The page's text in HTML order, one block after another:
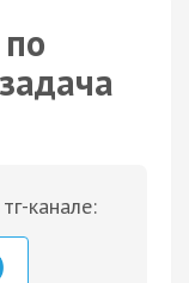
канале: